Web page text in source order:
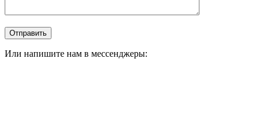
Или напишите нам в мессенджеры: